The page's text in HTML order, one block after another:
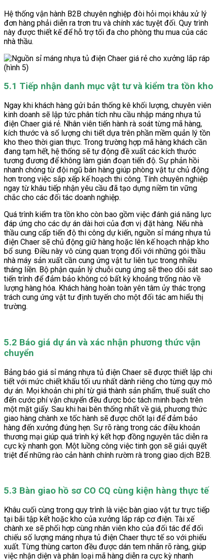
Hệ thống vận hành B2B chuyên nghiệp đòi hỏi mọi khâu xử lý
đơn hàng phải diễn ra trơn tru và chính xác tuyệt đối. Quy trình
này được thiết kế để hỗ trợ tối đa cho phòng thu mua của các
nhà thầu.
5.1 Tiếp nhận danh mục vật tư và kiểm tra tồn kho
Ngay khi khách hàng gửi bản thống kê khối lượng, chuyên viên
kinh doanh sẽ lập tức phân tích nhu cầu nhập máng nhựa tủ
điện Chaer giá rẻ. Nhân viên tiến hành rà soát từng mã hàng,
kích thước và số lượng chi tiết dựa trên phần mềm quản lý tồn
kho theo thời gian thực. Trong trường hợp mã hàng khách cần
đang tạm hết, hệ thống sẽ tự động đề xuất các kích thước
tương đương để không làm gián đoạn tiến độ. Sự phản hồi
nhanh chóng từ đội ngũ bán hàng giúp phòng vật tư chủ động
hơn trong việc sắp xếp kế hoạch thi công. Tính chuyên nghiệp
ngay từ khâu tiếp nhận yêu cầu đã tạo dựng niềm tin vững
chắc cho các đối tác doanh nghiệp.
Quá trình kiểm tra tồn kho còn bao gồm việc đánh giá năng lực
đáp ứng cho các dự án dài hơi của đơn vị đặt hàng. Nếu nhà
thầu cung cấp tiến độ thi công dự kiến, nguồn sỉ máng nhựa tủ
điện Chaer sẽ chủ động giữ hàng hoặc lên kế hoạch nhập kho
bổ sung. Điều này vô cùng quan trọng đối với những gói thầu
nhà máy sản xuất cần cung ứng vật tư liên tục trong nhiều
tháng liền. Bộ phận quản lý chuỗi cung ứng sẽ theo dõi sát sao
tiến trình để đảm bảo không có bất kỳ khoảng trống nào về
lượng hàng hóa. Khách hàng hoàn toàn yên tâm ủy thác trọng
trách cung ứng vật tư định tuyến cho một đối tác am hiểu thị
trường.
5.2 Báo giá dự án và xác nhận phương thức vận
chuyển
Bảng báo giá sỉ máng nhựa tủ điện Chaer sẽ được thiết lập chi
tiết với mức chiết khấu tối ưu nhất dành riêng cho từng quy mô
dự án. Mọi khoản chi phí từ giá thành sản phẩm, thuế suất cho
đến cước phí vận chuyển đều được bóc tách minh bạch trên
một mặt giấy. Sau khi hai bên thống nhất về giá, phương thức
giao hàng chành xe tốc hành sẽ được chốt lại để đảm bảo
hàng đến xưởng đúng hẹn. Sự rõ ràng trong các điều khoản
thương mại giúp quá trình ký kết hợp đồng nguyên tắc diễn ra
cực kỳ nhanh gọn. Một luồng công việc tinh gọn sẽ giải quyết
triệt để những rào cản hành chính rườm rà trong giao dịch B2B.
5.3 Bàn giao hồ sơ CO CQ cùng kiện hàng thực tế
Khâu cuối cùng trong quy trình là việc bàn giao vật tư trực tiếp
tại bãi tập kết hoặc kho của xưởng lắp ráp cơ điện. Tài xế
chành xe sẽ phối hợp cùng nhân viên kho của đối tác để đối
chiếu số lượng máng nhựa tủ điện Chaer thực tế so với phiếu
xuất. Từng thùng carton đều được dán tem nhãn rõ ràng, giúp
việc nhận diện và phân loại mã hàng diễn ra cực kỳ nhanh